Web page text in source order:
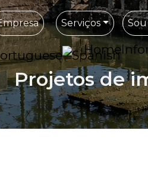
Serviços
Home
Projetos de